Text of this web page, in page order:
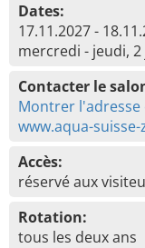
Dates:
17.11.2027 -
mercredi - jeudi,
Contacter le
Montrer l'adresse
www.aqua-
Accès:
réservé aux
Rotation:
tous les deux ans